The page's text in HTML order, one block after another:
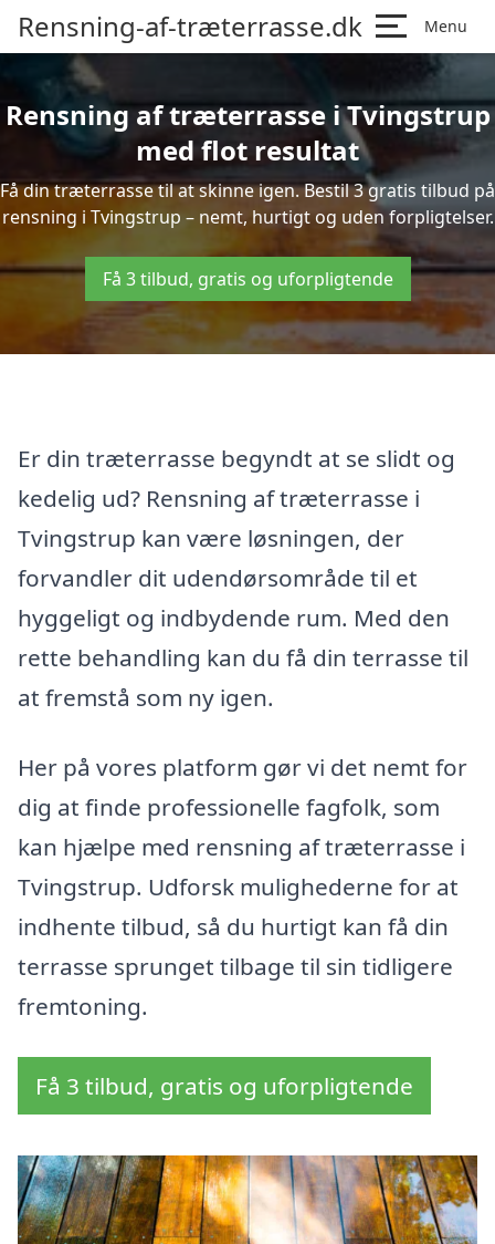
Rensning-af-træterrasse.dk Menu
Rensning af træterrasse i Tvingstrup
med flot resultat
Få din træterrasse til at skinne igen. Bestil 3 gratis tilbud på
rensning i Tvingstrup – nemt, hurtigt og uden forpligtelser.
Få 3 tilbud, gratis og uforpligtende
Er din træterrasse begyndt at se slidt og
kedelig ud? Rensning af træterrasse i
Tvingstrup kan være løsningen, der
forvandler dit udendørsområde til et
hyggeligt og indbydende rum. Med den
rette behandling kan du få din terrasse til
at fremstå som ny igen.
Her på vores platform gør vi det nemt for
dig at finde professionelle fagfolk, som
kan hjælpe med rensning af træterrasse i
Tvingstrup. Udforsk mulighederne for at
indhente tilbud, så du hurtigt kan få din
terrasse sprunget tilbage til sin tidligere
fremtoning.
Få 3 tilbud, gratis og uforpligtende